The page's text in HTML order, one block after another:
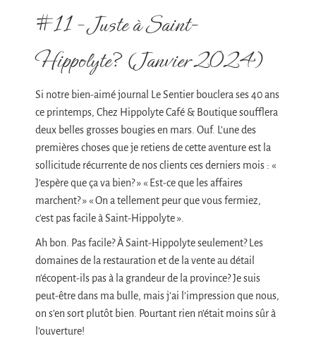
#11 – Juste à Saint-
Hippolyte? (Janvier 2024)
Si notre bien-aimé journal Le Sentier bouclera ses 40 ans
ce printemps, Chez Hippolyte Café & Boutique soufflera
deux belles grosses bougies en mars. Ouf. L’une des
premières choses que je retiens de cette aventure est la
sollicitude récurrente de nos clients ces derniers mois : «
J’espère que ça va bien? » « Est-ce que les affaires
marchent? » « On a tellement peur que vous fermiez,
c’est pas facile à Saint-Hippolyte ».
Ah bon. Pas facile? À Saint-Hippolyte seulement? Les
domaines de la restauration et de la vente au détail
n’écopent-ils pas à la grandeur de la province? Je suis
peut-être dans ma bulle, mais j’ai l’impression que nous,
on s’en sort plutôt bien. Pourtant rien n’était moins sûr à
l’ouverture!